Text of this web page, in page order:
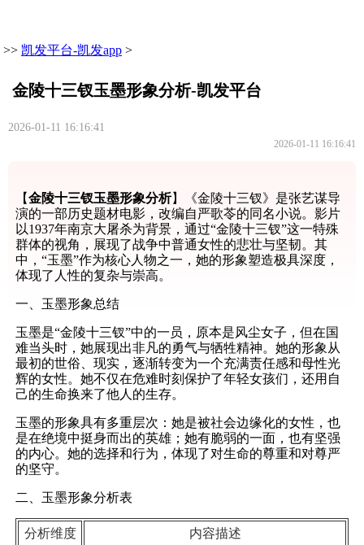
>> 凯发平台-凯发app >
金陵十三钗玉墨形象分析-凯发平台
2026-01-11 16:16:41
2026-01-11 16:16:41
【金陵十三钗玉墨形象分析】《金陵十三钗》是张艺谋导
演的一部历史题材电影，改编自严歌苓的同名小说。影片
以1937年南京大屠杀为背景，通过“金陵十三钗”这一特殊
群体的视角，展现了战争中普通女性的悲壮与坚韧。其
中，“玉墨”作为核心人物之一，她的形象塑造极具深度，
体现了人性的复杂与崇高。
一、玉墨形象总结
玉墨是“金陵十三钗”中的一员，原本是风尘女子，但在国
难当头时，她展现出非凡的勇气与牺牲精神。她的形象从
最初的世俗、现实，逐渐转变为一个充满责任感和母性光
辉的女性。她不仅在危难时刻保护了年轻女孩们，还用自
己的生命换来了他人的生存。
玉墨的形象具有多重层次：她是被社会边缘化的女性，也
是在绝境中挺身而出的英雄；她有脆弱的一面，也有坚强
的内心。她的选择和行为，体现了对生命的尊重和对尊严
的坚守。
二、玉墨形象分析表
分析维度 内容描述